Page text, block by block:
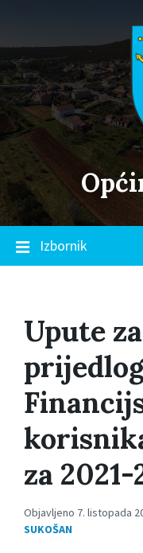
navigation
Izbornik
Upute
za 2021-
Objavljeno 7. listopada
SUKOŠAN